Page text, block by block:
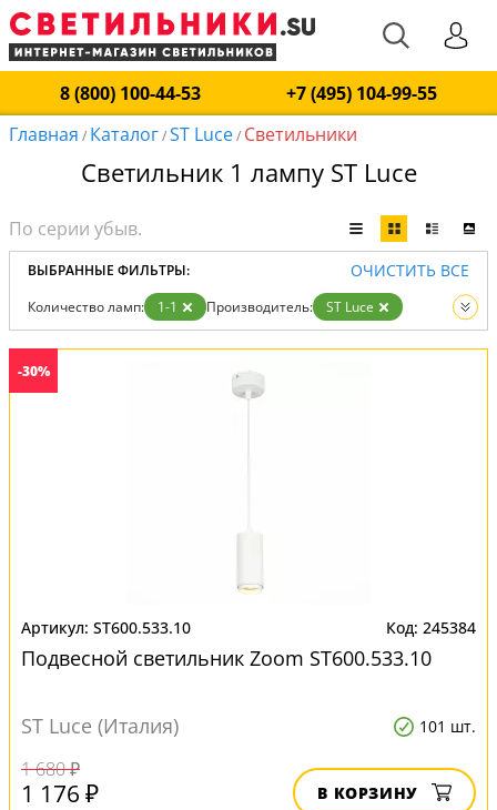
8 (800) 100-44-53
+7 (495) 104-99-55
Главная / Каталог/ST Luce/ Светильники
Светильник 1 лампу ST Luce
ВЫБРАННЫЕ ФИЛЬТРЫ: ОЧИСТИТЬ ВСЕ
Количество ламп: 1-1 Производитель:
ST Luce
Вид:
Светильники
-30%
ST600.533.10 245384
Подвесной светильник Zoom ST600.533.10
ST Luce (Италия) 101 шт.
1 680 ₽
1 176 ₽ В КОРЗИНУ